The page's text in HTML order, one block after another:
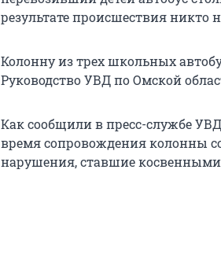
результате происшествия никто
Колонну из трех школьных
Руководство УВД по Омской
Как сообщили в пресс-службе
время сопровождения колонны
нарушения, ставшие